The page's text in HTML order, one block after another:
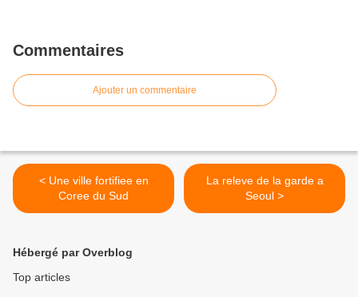
Commentaires
Ajouter un commentaire
< Une ville fortifiee en
Coree du Sud
La releve de la garde a
Seoul >
Hébergé par Overblog
Top articles